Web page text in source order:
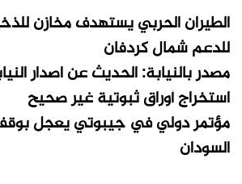
الطيران الحربي يستهدف مخازن
للدعم شمال كردفان
مصدر بالنيابة: الحديث عن اصدار
استخراج أوراق ثبوتية غير صحيح
مؤتمر دولي في جيبوتي يعجل
السودان